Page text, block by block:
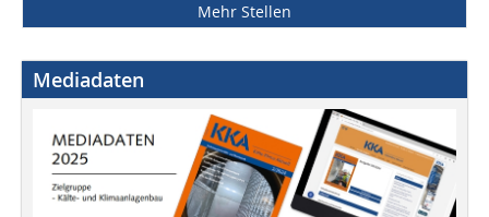
Mehr Stellen
Mediadaten